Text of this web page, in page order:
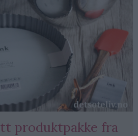
produktpakke fra